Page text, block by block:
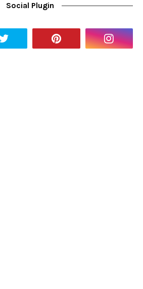
Social Plugin